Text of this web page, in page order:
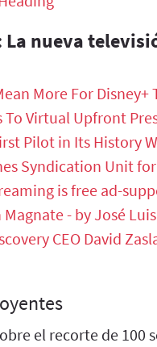
nueva
More For Disney+
Virtual Upfront
Pilot in Its History
Syndication Unit
is free ad-
Magnate - by José
CEO David
el recorte de 100